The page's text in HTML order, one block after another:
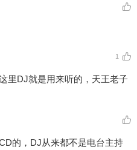
1
里DJ就是用来听的，天王老子
的，DJ从来都不是电台主持